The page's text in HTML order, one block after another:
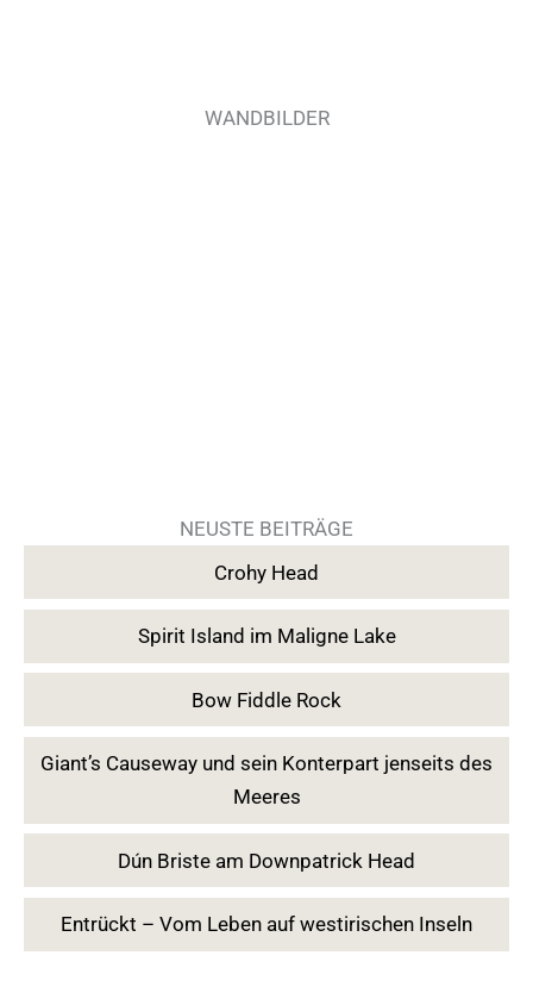
WANDBILDER
NEUSTE BEITRÄGE
Crohy Head
Spirit Island im Maligne Lake
Bow Fiddle Rock
Giant’s Causeway und sein Konterpart jenseits des
Meeres
Dún Briste am Downpatrick Head
Entrückt – Vom Leben auf westirischen Inseln